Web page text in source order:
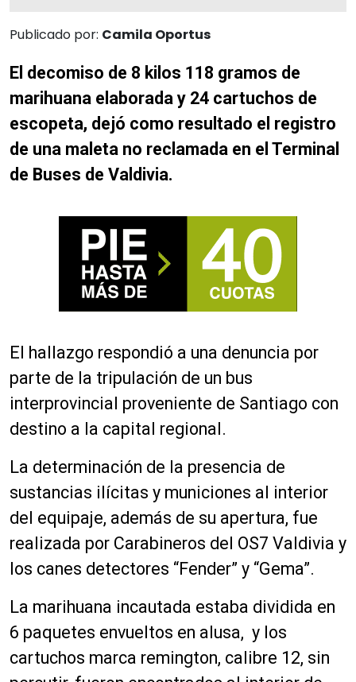
Publicado por: Camila Oportus
El decomiso de 8 kilos 118 gramos de
marihuana elaborada y 24 cartuchos de
escopeta, dejó como resultado el registro
de una maleta no reclamada en el Terminal
de Buses de Valdivia.
El hallazgo respondió a una denuncia por
parte de la tripulación de un bus
interprovincial proveniente de Santiago con
destino a la capital regional.
La determinación de la presencia de
sustancias ilícitas y municiones al interior
del equipaje, además de su apertura, fue
realizada por Carabineros del OS7 Valdivia y
los canes detectores “Fender” y “Gema”.
La marihuana incautada estaba dividida en
6 paquetes envueltos en alusa, y los
cartuchos marca remington, calibre 12, sin